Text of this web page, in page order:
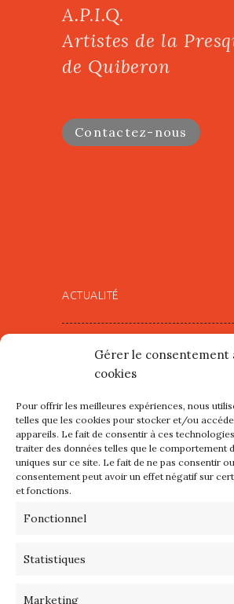
Gérer le consentement
cookies
Pour offrir les meilleures expériences, nous
telles que les cookies pour stocker et/ou
appareils. Le fait de consentir à ces
traiter des données telles que le comportement
uniques sur ce site. Le fait de ne pas consentir
consentement peut avoir un effet négatif sur
et fonctions.
Fonctionnel
Statistiques
Marketing
A.P.I.Q.
Artistes de la
de Quiberon
Contactez-nous
ACTUALITÉ
mercredi 12 et jeudi 13
2026
Les petits formats du
d’Orange : Mercredi 22
10h à 20h
2026 – Maison du Phare